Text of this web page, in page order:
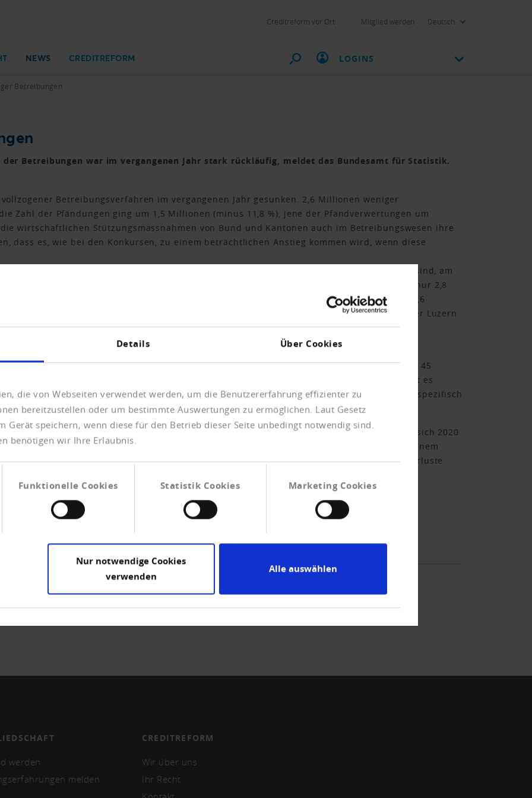
Details Über Cookies
die von Webseiten verwendet werden, um die Benutzererfahrung effizienter zu
bereitzustellen oder um bestimmte Auswertungen zu ermöglichen. Laut Gesetz
Gerät speichern, wenn diese für den Betrieb dieser Seite unbedingt notwendig sind.
benötigen wir Ihre Erlaubnis.
Funktionelle Cookies Statistik Cookies Marketing Cookies
Nur notwendige Cookies
verwenden
Alle auswählen
Creditreform vor Ort Mitglied werden Deutsch
NEWS CREDITREFORM LOGINS
Betreibungen
Betreibungen war im vergangenen Jahr stark rückläufig, meldet das Bundesamt für Statistik.
Betreibungsverfahren im vergangenen Jahr gesunken. 2,6 Millionen weniger
Zahl der Pfändungen ging um 1,5 Millionen (minus 11,8 %), jene der Pfandverwertungen um
wirtschaftlichen Stützungsmassnahmen von Bund und Kantonen auch im Betreibungswesen ihre
dass es, wie bei den Konkursen, zu einem beträchtlichen Anstieg kommen wird, wenn diese
Bundesamtes für Statistik, dass in allen Grossregionen rückläufige Zahlen zu verzeichnen sind, am
weniger Konkurse gezählt wurden, während in der Nordwestschweiz ein Rückgang von nur 2,8
die Unterschiede zwischen den Kantonen. Die stärksten Abnahmen wurden in Glarus (-26,6
Lediglich in vier Kantonen wurden mehr Konkurseröffnungen verbucht als 2019, darunter Luzern
oder 15 Fälle).
sich in der Interpretation dieser Ergebnisse mit Verweis auf die staatlichen
Bruttoinlandprodukt ist in der Schweiz im vergangenen Jahr so stark geschrumpft wie seit 45
wirtschaftlichen Folgen der Pandemie auch nach 2020 spürbar sein werden. «Deshalb ist es
abzuwarten, um das volle Ausmass der Auswirkungen auf die Schweizer Wirtschaft und spezifisch
bei den finanziellen Verlusten aus den abgeschlossenen Konkursverfahren. Sie beliefen sich 2020
Das ist der höchste Wert seit Beginn dieser Erhebungen. Er erkläre sich indes mit einem
mit einem Verlust von 6,5 Milliarden Franken. Ohne diesen Sonderfall sind die Konkursverluste
Milliarden geschrumpft.
werden
melden
CREDITREFORM
Wir über uns
Ihr Recht